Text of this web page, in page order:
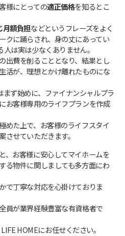
様にとっての適正価格を知るとこ
月額負担などというフレーズをよく
クに踊らされ、身の丈にあってい
は実は少なくありません。
出費を削ることとなり、結果とし
活が、理想とかけ離れたものにな
ず始めに、ファイナンシャルプラ
お客様専用のライフプランを作成
めた上で、お客様のライフスタイ
させていただきます。
、お客様に安心してマイホームを
る物件に関しましても多方面にわ
で丁寧な対応を心掛けておりま
員が業界経験豊富な有資格者で
HOMEにお任せください。